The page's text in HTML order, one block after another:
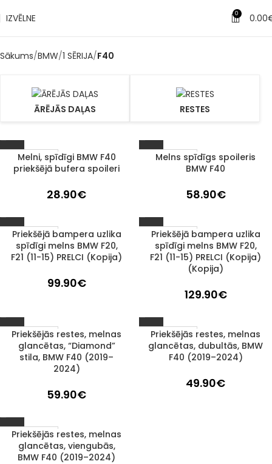
IZVĒLNE 0 0.00
Sākums BMW 1 SĒRIJA F40
ĀRĒJĀS DAĻAS RESTES
1–3 d. d.
Melni, spīdīgi BMW F40
priekšējā bufera spoileri
28.90€
1–3 d. d.
Melns spīdīgs spoileris
BMW F40
58.90€
1–3 d. d.
Priekšējā bampera uzlika
spīdīgi melns BMW F20,
F21 (11-15) PRELCI (Kopija)
99.90€
1–3 d. d.
Priekšējā bampera uzlika
spīdīgi melns BMW F20,
F21 (11-15) PRELCI (Kopija)
(Kopija)
129.90€
1–3 d. d.
Priekšējās restes, melnas
glancētas, “Diamond”
stila, BMW F40 (2019–
2024)
59.90€
1–3 d. d.
Priekšējās restes, melnas
glancētas, dubultās, BMW
F40 (2019–2024)
49.90€
1–3 d. d.
Priekšējās restes, melnas
glancētas, viengubās,
BMW F40 (2019–2024)